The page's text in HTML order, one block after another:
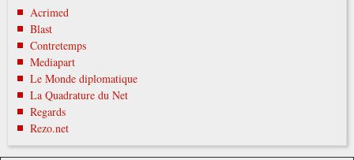
Acrimed
Blast
Contretemps
Mediapart
Le Monde diplomatique
La Quadrature du Net
Regards
Rezo.net